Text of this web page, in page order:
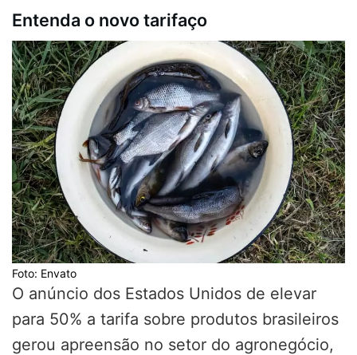
Entenda o novo tarifaço
Foto: Envato
O anúncio dos Estados Unidos de elevar
para 50% a tarifa sobre produtos brasileiros
gerou apreensão no setor do agronegócio,